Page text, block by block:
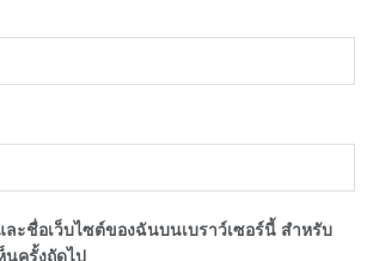
ะชื่อเว็บไซต์ของฉันบนเบราว์เซอร์นี้ สำหรับ
นครั้งถัดไป